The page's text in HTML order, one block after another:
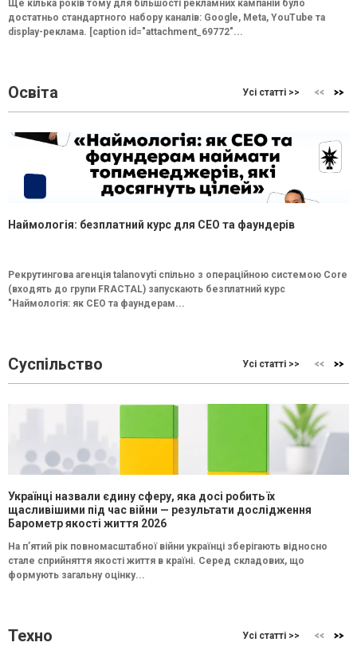
Ще кілька років тому для більшості рекламних кампаній було
достатньо стандартного набору каналів: Google, Meta, YouTube та
display-реклама. [caption id="attachment_69772"...
Освіта Усі статті >>
Наймологія: безплатний курс для CEO та фаундерів
Рекрутингова агенція talanovyti спільно з операційною системою Core
(входять до групи FRACTAL) запускають безплатний курс
"Наймологія: як СEO та фаундерам...
Суспільство Усі статті >>
Українці назвали єдину сферу, яка досі робить їх
щасливішими під час війни — результати дослідження
Барометр якості життя 2026
На п’ятий рік повномасштабної війни українці зберігають відносно
стале сприйняття якості життя в країні. Серед складових, що
формують загальну оцінку...
Техно Усі статті >>